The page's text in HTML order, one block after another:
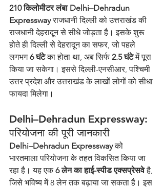
210 किलोमीटर लंबा Delhi–Dehradun
Expressway राजधानी दिल्ली को उत्तराखंड की
राजधानी देहरादून से सीधे जोड़ता है। इसके शुरू
होते ही दिल्ली से देहरादून का सफर, जो पहले
लगभग 6 घंटे का होता था, अब सिर्फ 2.5 घंटे में पूरा
किया जा सकेगा। इससे दिल्ली-एनसीआर, पश्चिमी
उत्तर प्रदेश और उत्तराखंड के लाखों लोगों को सीधा
फायदा मिलेगा।
Delhi–Dehradun Expressway:
परियोजना की पूरी जानकारी
Delhi–Dehradun Expressway को
भारतमाला परियोजना के तहत विकसित किया जा
रहा है। यह एक 6 लेन का हाई-स्पीड एक्सप्रेसवे है,
जिसे भविष्य में 8 लेन तक बढ़ाया जा सकता है। इस